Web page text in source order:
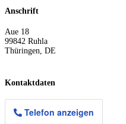
Anschrift
Aue 18
99842 Ruhla
Thüringen DE
Kontaktdaten
Telefon anzeigen